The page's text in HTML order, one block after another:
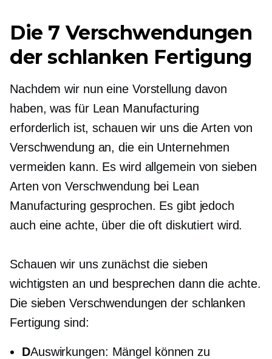
Die 7 Verschwendungen
der schlanken Fertigung
Nachdem wir nun eine Vorstellung davon
haben, was für Lean Manufacturing
erforderlich ist, schauen wir uns die Arten von
Verschwendung an, die ein Unternehmen
vermeiden kann. Es wird allgemein von sieben
Arten von Verschwendung bei Lean
Manufacturing gesprochen. Es gibt jedoch
auch eine achte, über die oft diskutiert wird.
Schauen wir uns zunächst die sieben
wichtigsten an und besprechen dann die achte.
Die sieben Verschwendungen der schlanken
Fertigung sind:
DAuswirkungen: Mängel können zu